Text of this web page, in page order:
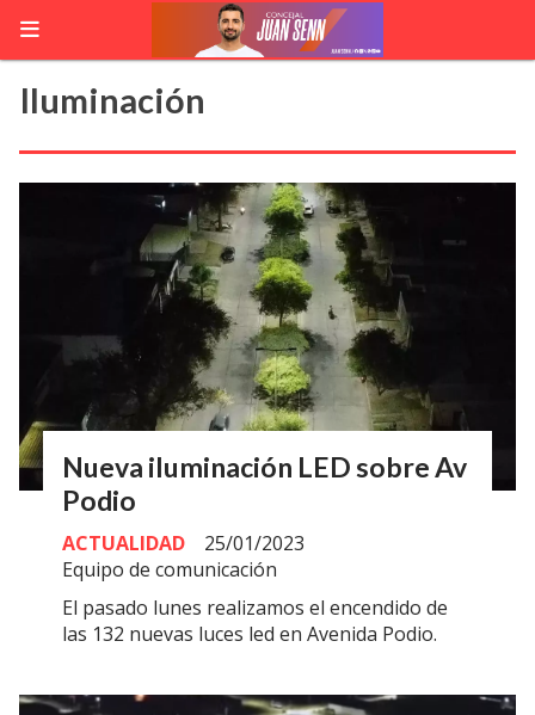
Iluminación
Nueva iluminación LED sobre Av
Podio
Equipo de comunicación
ACTUALIDAD 25/01/2023
El pasado lunes realizamos el encendido de
las 132 nuevas luces led en Avenida Podio.